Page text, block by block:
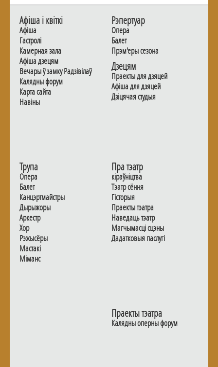
Афiша i квiткi
Афiша
Гастролi
Камерная зала
Афiша дзецям
Вечары ў замку Радзiвiлаў
Калядны форум
Карта сайта
Навiны
Рэпертуар
Опера
Балет
Прэм'еры сезона
Дзецям
Праекты для дзяцей
Афiша для дзяцей
Дзiцячая студыя
Трупа
Опера
Балет
Канцэртмайстры
Дырыжоры
Аркестр
Хор
Рэжысёры
Мастакі
Мiманс
Пра тэатр
кіраўніцтва
Тэатр сёння
Гiсторыя
Праекты тэатра
Наведаць тэатр
Магчымасцi сцэны
Дадаткoвыя паслугi
Праекты тэатра
Калядны оперны форум